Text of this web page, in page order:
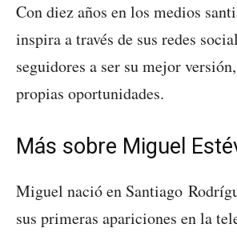
Con diez años en los medios
inspira a través de sus redes
seguidores a ser su mejor
propias oportunidades.
Más sobre Miguel
Miguel nació en Santiago
sus primeras apariciones en la